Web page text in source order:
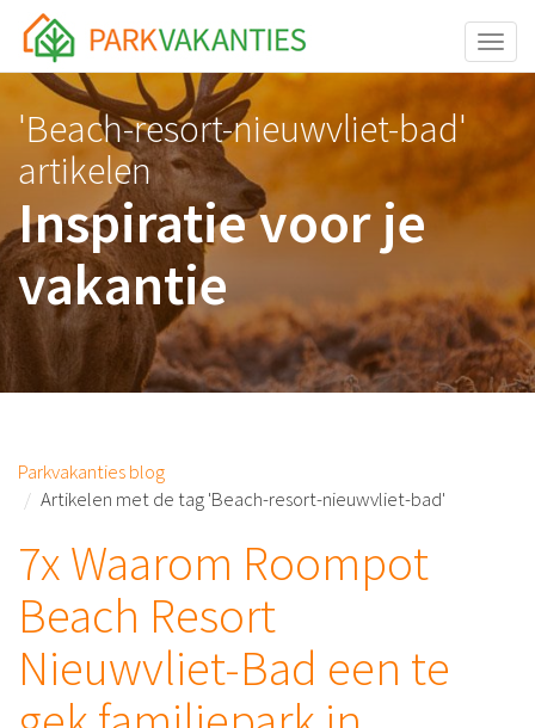
<body id="page-top">
'Beach-resort-nieuwvliet-bad'
artikelen
Inspiratie voor je
vakantie
Parkvakanties blog
Artikelen met de tag 'Beach-resort-nieuwvliet-bad'
7x Waarom Roompot
Beach Resort
Nieuwvliet-Bad een te